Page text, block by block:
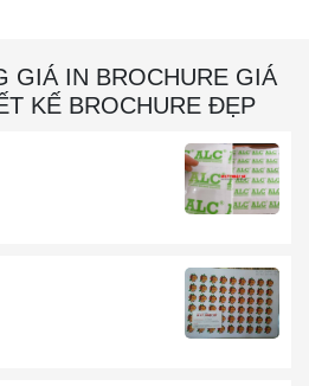
GIÁ IN BROCHURE GIÁ
KẾ BROCHURE ĐẸP